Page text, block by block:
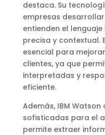
destaca. Su
empresas
entienden el
precisa y contextual.
esencial para
clientes, ya que
interpretadas y
eficiente.
Además, IBM
sofisticadas para el
permite extraer